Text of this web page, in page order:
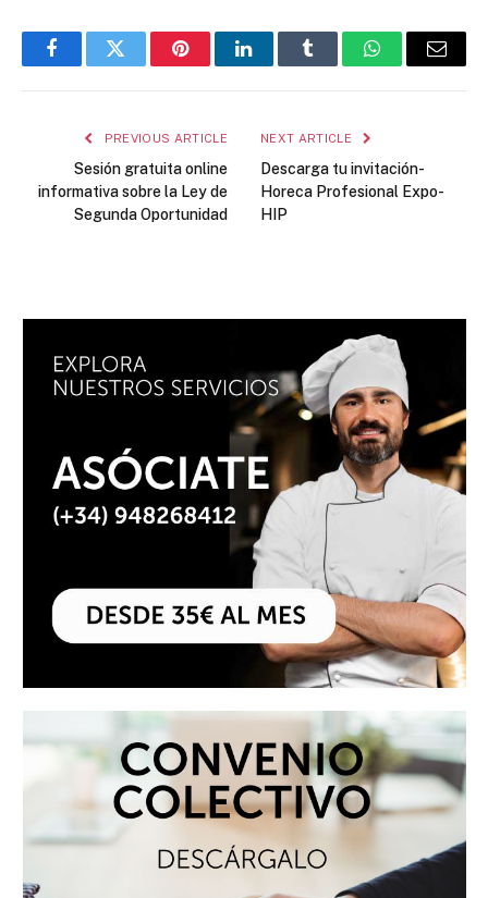
FacebookTwitter PinterestLinkedInTumblr WhatsAppEmail
PREVIOUS ARTICLE
Sesión gratuita online
informativa sobre la Ley de
Segunda Oportunidad
NEXT ARTICLE
Descarga tu invitación-
Horeca Profesional Expo-
HIP